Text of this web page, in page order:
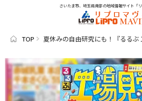
さいたま市、埼玉県南部の地域情報サイト「リ
TOP 夏休みの自由研究にも！『るる